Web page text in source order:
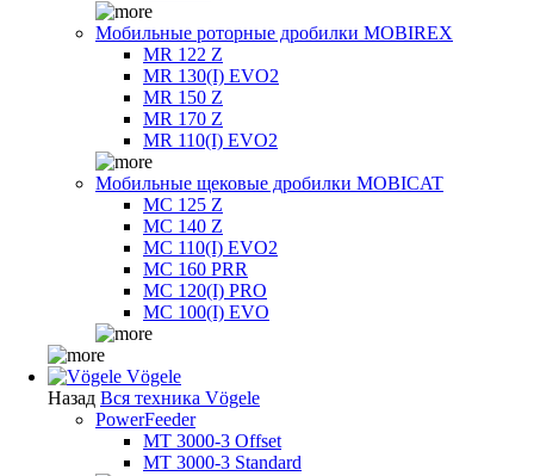
Мобильные роторные дробилки MOBIREX
MR 122 Z
MR 130(I) EVO2
MR 150 Z
MR 170 Z
MR 110(I) EVO2
Мобильные щековые дробилки MOBICAT
MC 125 Z
MC 140 Z
MC 110(I) EVO2
MC 160 PRR
MC 120(I) PRO
MC 100(I) EVO
Vögele
Назад Вся техника Vögele
PowerFeeder
MT 3000-3 Offset
MT 3000-3 Standard